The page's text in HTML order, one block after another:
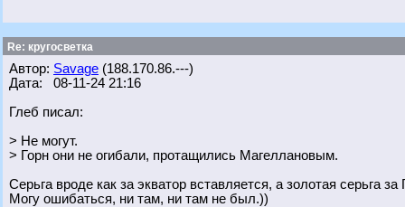
Re: кругосветка
Автор: Savage (188.170.86.---)
Дата: 08-11-24 21:16
Глеб писал:
> Не могут.
> Горн они не огибали, протащились Магеллановым.
Серьга вроде как за экватор вставляется, а золотая серьга за
Могу ошибаться, ни там, ни там не был.))